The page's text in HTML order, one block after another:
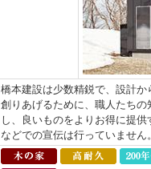
橋本建設は少数精鋭で、設計
創りあげるために、職人たち
し、良いものをよりお得に提
などでの宣伝は行っていませ